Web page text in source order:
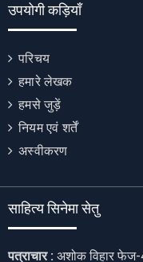
उपयोगी कड़ियाँ
परिचय
हमारे लेखक
हमसे जुड़ें
नियम एवं शर्तें
अस्वीकरण
साहित्य सिनेमा सेतु
पत्राचार : अशोक विहार